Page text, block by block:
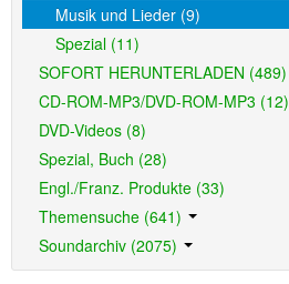
Musik und Lieder (9)
Spezial (11)
SOFORT HERUNTERLADEN (489)
CD-ROM-MP3/DVD-ROM-MP3 (12)
DVD-Videos (8)
Spezial, Buch (28)
Engl./Franz. Produkte (33)
Themensuche (641)
Soundarchiv (2075)